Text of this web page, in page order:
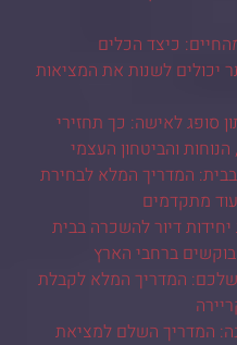
כיצד הכלים
יכולים לשנות את המציאות
סופג לאישה: כך תחזירי
והביטחון העצמי
המדריך המלא לבחירת
מתקדמים
דיור להשכרה בבית
ברחבי הארץ
המדריך המלא לקבלת
המדריך השלם למציאת